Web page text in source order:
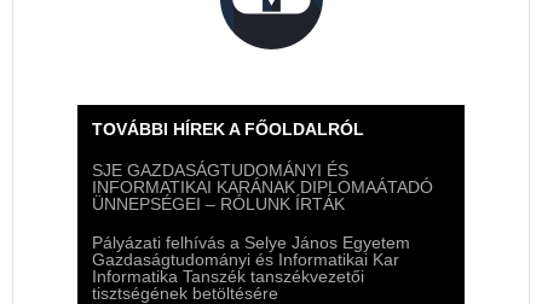
TOVÁBBI HÍREK A FŐOLDALRÓL
SJE GAZDASÁGTUDOMÁNYI ÉS
INFORMATIKAI KARÁNAK DIPLOMAÁTADÓ
ÜNNEPSÉGEI – RÓLUNK ÍRTÁK
Pályázati felhívás a Selye János Egyetem
Gazdaságtudományi és Informatikai Kar
Informatika Tanszék tanszékvezetői
tisztségének betöltésére